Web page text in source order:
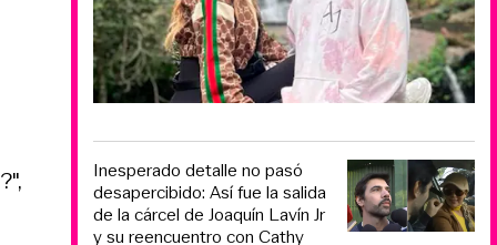
Inesperado detalle no pasó
desapercibido: Así fue la salida
de la cárcel de Joaquín Lavín Jr
y su reencuentro con Cathy